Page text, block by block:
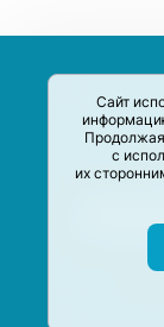
Сайт
с
их
©